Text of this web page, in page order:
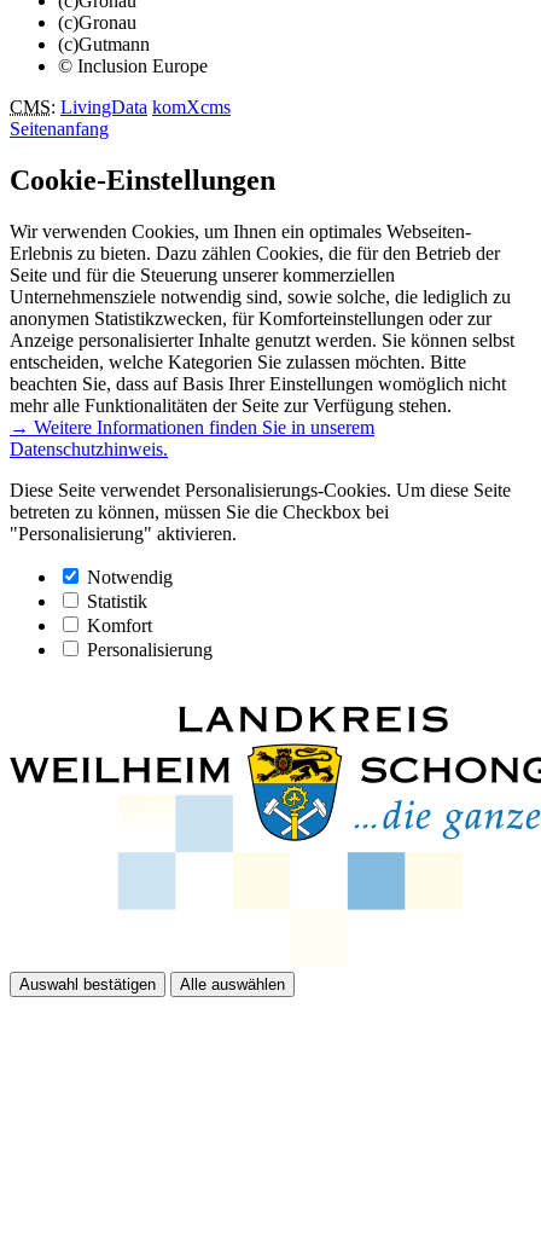
(c)Gronau
(c)Gutmann
© Inclusion Europe
CMS: LivingData komXcms
Seitenanfang
Cookie-Einstellungen
Wir verwenden Cookies, um Ihnen ein optimales Webseiten-
Erlebnis zu bieten. Dazu zählen Cookies, die für den Betrieb der
Seite und für die Steuerung unserer kommerziellen
Unternehmensziele notwendig sind, sowie solche, die lediglich zu
anonymen Statistikzwecken, für Komforteinstellungen oder zur
Anzeige personalisierter Inhalte genutzt werden. Sie können selbst
entscheiden, welche Kategorien Sie zulassen möchten. Bitte
beachten Sie, dass auf Basis Ihrer Einstellungen womöglich nicht
mehr alle Funktionalitäten der Seite zur Verfügung stehen.
→ Weitere Informationen finden Sie in unserem
Datenschutzhinweis.
Diese Seite verwendet Personalisierungs-Cookies. Um diese Seite
betreten zu können, müssen Sie die Checkbox bei
"Personalisierung" aktivieren.
Notwendig
Statistik
Komfort
Personalisierung
Auswahl bestätigen Alle auswählen